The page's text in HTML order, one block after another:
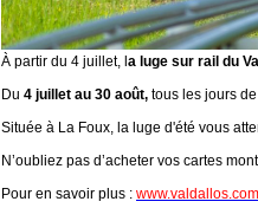
À partir du 4 juillet, la luge sur rail du
Du 4 juillet au 30 août, tous les jours
Située à La Foux, la luge d'été vous
N’oubliez pas d’acheter vos cartes
Pour en savoir plus :